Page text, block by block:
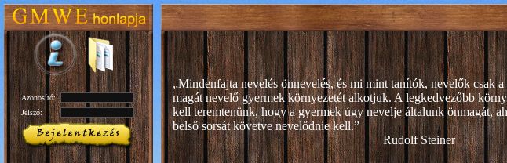
Azonosító:
Jelszó:
„Mindenfajta nevelés önnevelés, és mi mint tanítók, nevelők csak
magát nevelő gyermek környezetét alkotjuk. A legkedvezőbb
kell teremtenünk, hogy a gyermek úgy nevelje általunk önmagát,
belső sorsát követve nevelődnie kell.”
Rudolf Steiner